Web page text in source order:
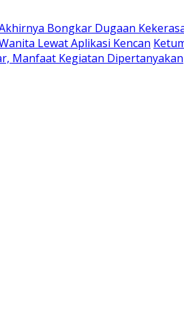
Bongkar Dugaan
Lewat Aplikasi Kencan
Manfaat Kegiatan Dipertanyakan